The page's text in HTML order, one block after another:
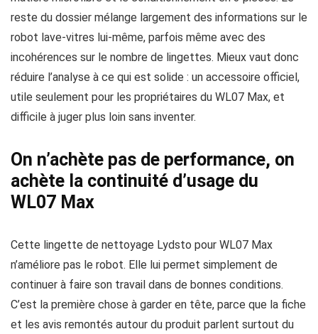
reste du dossier mélange largement des informations sur le
robot lave-vitres lui-même, parfois même avec des
incohérences sur le nombre de lingettes. Mieux vaut donc
réduire l’analyse à ce qui est solide : un accessoire officiel,
utile seulement pour les propriétaires du WL07 Max, et
difficile à juger plus loin sans inventer.
On n’achète pas de performance, on
achète la continuité d’usage du
WL07 Max
Cette lingette de nettoyage Lydsto pour WL07 Max
n’améliore pas le robot. Elle lui permet simplement de
continuer à faire son travail dans de bonnes conditions.
C’est la première chose à garder en tête, parce que la fiche
et les avis remontés autour du produit parlent surtout du